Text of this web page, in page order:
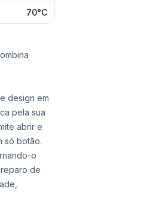
70°C
design em
pela sua
abrir e
só botão.
o
de